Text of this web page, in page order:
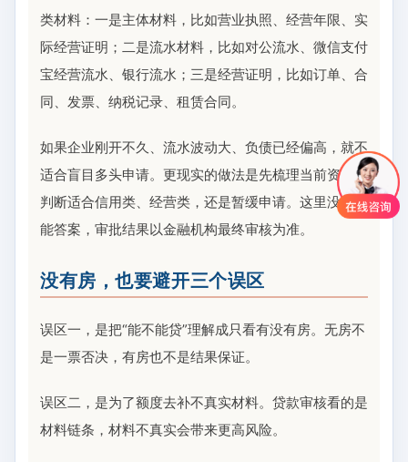
类材料：一是主体材料，比如营业执照、经营年限、实
际经营证明；二是流水材料，比如对公流水、微信支付
宝经营流水、银行流水；三是经营证明，比如订单、合
同、发票、纳税记录、租赁合同。
如果企业刚开不久、流水波动大、负债已经偏高，就不
适合盲目多头申请。更现实的做法是先梳理当前资质，
判断适合信用类、经营类，还是暂缓申请。这里没有万
能答案，审批结果以金融机构最终审核为准。
没有房，也要避开三个误区
误区一，是把“能不能贷”理解成只看有没有房。无房不
是一票否决，有房也不是结果保证。
误区二，是为了额度去补不真实材料。贷款审核看的是
材料链条，材料不真实会带来更高风险。